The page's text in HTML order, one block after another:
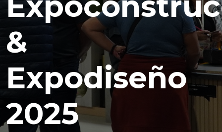
&
Expodiseño
2025